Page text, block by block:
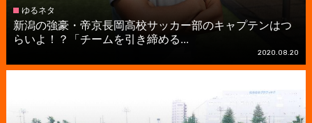
ゆるネタ
新潟の強豪・帝京長岡高校サッカー部のキャプテンはつ
らいよ！？「チームを引き締める...
2020.08.20